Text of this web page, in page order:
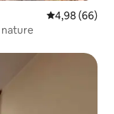
Évaluation
4,98 (66)
nature